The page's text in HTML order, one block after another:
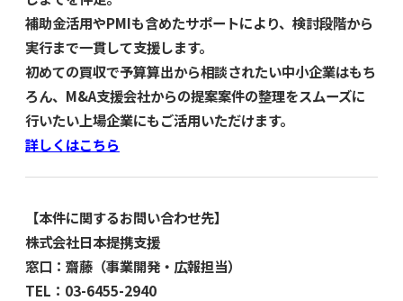
補助金活用やPMIも含めたサポートにより、検討段階から
実行まで一貫して支援します。
初めての買収で予算算出から相談されたい中小企業はもち
ろん、M&A支援会社からの提案案件の整理をスムーズに
行いたい上場企業にもご活用いただけます。
詳しくはこちら
【本件に関するお問い合わせ先】
株式会社日本提携支援
窓口：齋藤（事業開発・広報担当）
TEL：03-6455-2940